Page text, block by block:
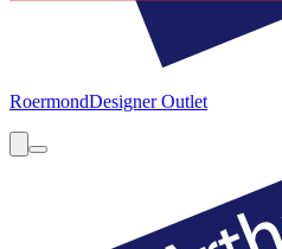
RoermondDesigner Outlet